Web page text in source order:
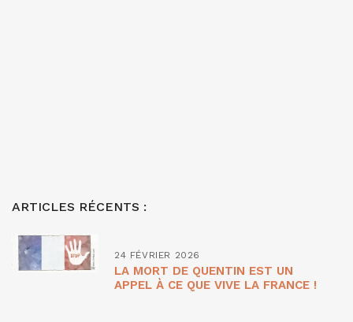
ARTICLES RÉCENTS :
24 FÉVRIER 2026
LA MORT DE QUENTIN EST UN
APPEL À CE QUE VIVE LA FRANCE !